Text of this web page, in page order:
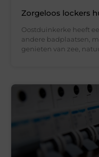
Zorgeloos lockers
Oostduinkerke heeft
andere badplaatsen,
genieten van zee,